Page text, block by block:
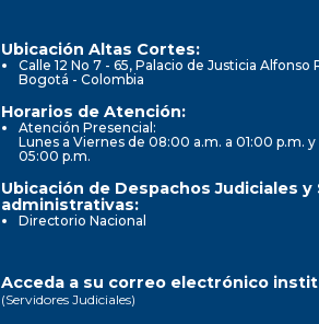
Ubicación Altas Cortes:
Calle 12 No 7 - 65, Palacio de Justicia Alfonso
Bogotá - Colombia
Horarios de Atención:
Atención Presencial:
Lunes a Viernes de 08:00 a.m. a 01:00 p.m.
05:00 p.m.
Ubicación de Despachos Judiciales y
administrativas:
Directorio Nacional
Acceda a su correo electrónico
(Servidores Judiciales)